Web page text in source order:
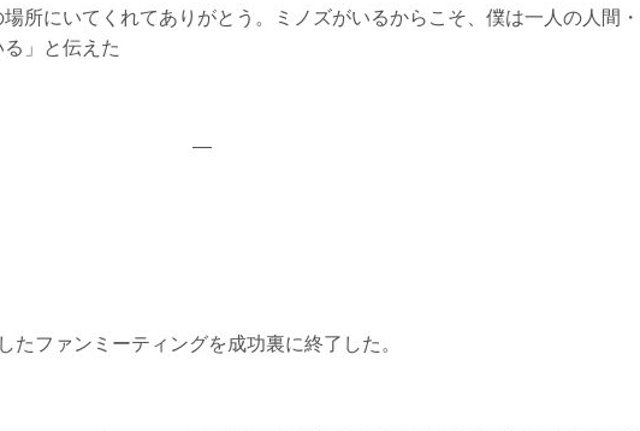
所にいてくれてありがとう。ミノズがいるからこそ、僕は一人の人間・
」と伝えた
—
たファンミーティングを成功裏に終了した。